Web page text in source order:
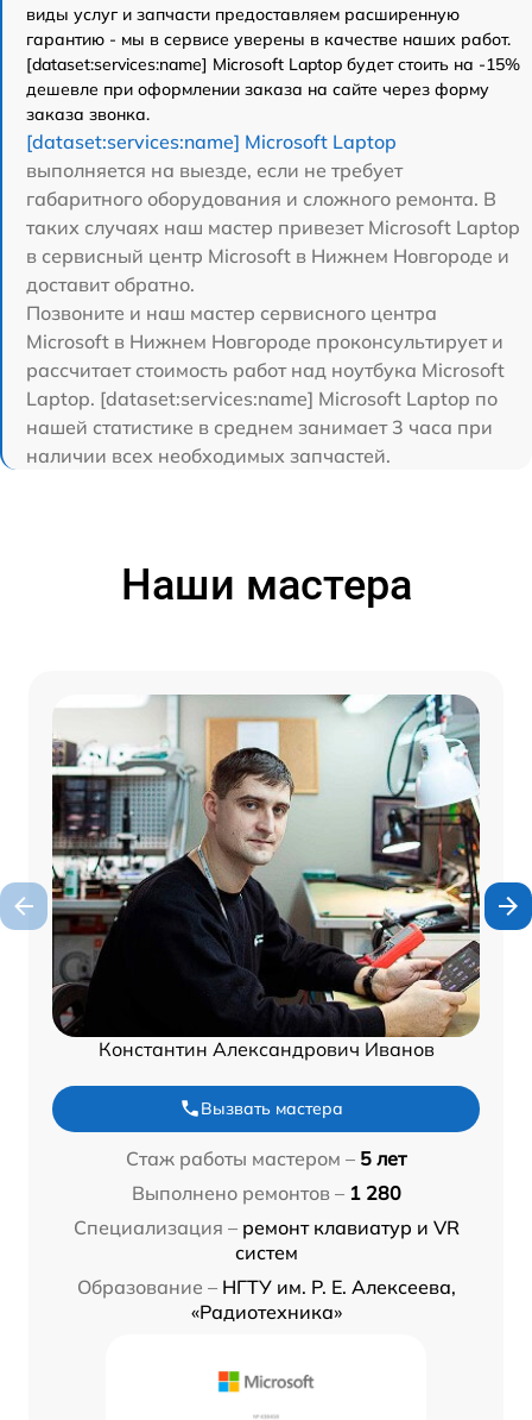
виды услуг и запчасти предоставляем расширенную
гарантию - мы в сервисе уверены в качестве наших работ.
[dataset:services:name] Microsoft Laptop будет стоить на -15%
дешевле при оформлении заказа на сайте через форму
заказа звонка.
[dataset:services:name] Microsoft Laptop
выполняется на выезде, если не требует
габаритного оборудования и сложного ремонта. В
таких случаях наш мастер привезет Microsoft Laptop
в сервисный центр Microsoft в Нижнем Новгороде и
доставит обратно.
Позвоните и наш мастер сервисного центра
Microsoft в Нижнем Новгороде проконсультирует и
рассчитает стоимость работ над ноутбука Microsoft
Laptop. [dataset:services:name] Microsoft Laptop по
нашей статистике в среднем занимает 3 часа при
наличии всех необходимых запчастей.
Наши мастера
Константин Александрович Иванов
Вызвать мастера
Стаж работы мастером – 5 лет
Выполнено ремонтов – 1 280
Специализация – ремонт клавиатур и VR
систем
Образование – НГТУ им. Р. Е. Алексеева,
«Радиотехника»